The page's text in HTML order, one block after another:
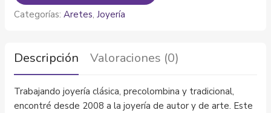
Categorías: Aretes, Joyería
Descripción Valoraciones (0)
Trabajando joyería clásica, precolombina y tradicional,
encontré desde 2008 a la joyería de autor y de arte. Este